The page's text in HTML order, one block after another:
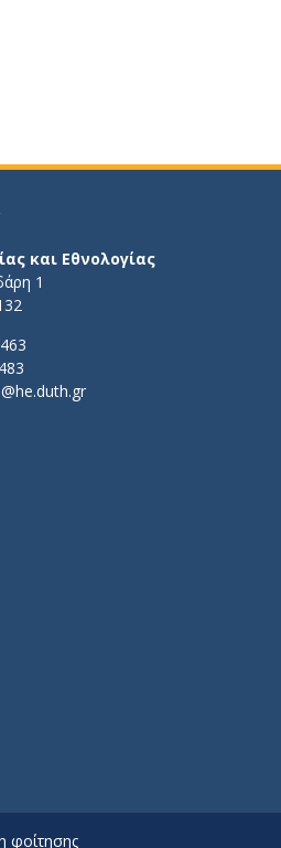
και Εθνολογίας
1
φοίτησης